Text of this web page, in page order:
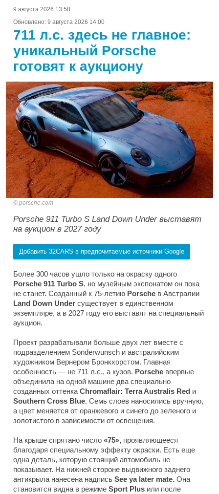
9 августа 2026 13:58
Обновлено: 9 августа 2026 14:00
711 л.с. здесь не главное:
уникальный Porsche
готовят к аукциону
porsche.com
Porsche 911 Turbo S Land Down Under выставят
на аукцион в 2027 году
Добавить 32CARS в предпочитаемые источники Google
Более 300 часов ушло только на окраску одного
Porsche 911 Turbo S, но музейным экспонатом он пока
не станет. Созданный к 75-летию Porsche в Австралии
Land Down Under существует в единственном
экземпляре, а в 2027 году его выставят на специальный
аукцион.
Проект разрабатывали больше двух лет вместе с
подразделением Sonderwunsch и австралийским
художником Вернером Бронкхорстом. Главная
особенность — не 711 л.с., а кузов. Porsche впервые
объединила на одной машине два специально
созданных оттенка Chromaflair: Terra Australis Red и
Southern Cross Blue. Семь слоев наносились вручную,
а цвет меняется от оранжевого и синего до зеленого и
золотистого в зависимости от освещения.
На крыше спрятано число «75», проявляющееся
благодаря специальному эффекту окраски. Есть еще
одна деталь, которую стоящий автомобиль не
показывает. На нижней стороне выдвижного заднего
антикрыла нанесена надпись See ya later mate. Она
становится видна в режиме Sport Plus или после